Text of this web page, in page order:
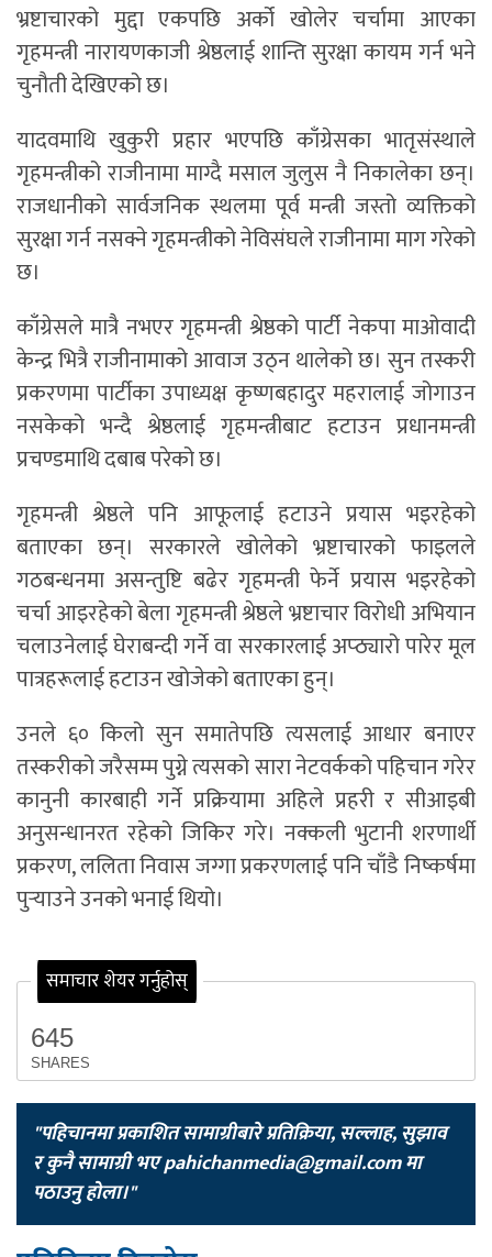
भ्रष्टाचारको मुद्दा एकपछि अर्को खोलेर चर्चामा आएका
गृहमन्त्री नारायणकाजी श्रेष्ठलाई शान्ति सुरक्षा कायम गर्न भने
चुनौती देखिएको छ।
यादवमाथि खुकुरी प्रहार भएपछि काँग्रेसका भातृसंस्थाले
गृहमन्त्रीको राजीनामा माग्दै मसाल जुलुस नै निकालेका छन्।
राजधानीको सार्वजनिक स्थलमा पूर्व मन्त्री जस्तो व्यक्तिको
सुरक्षा गर्न नसक्ने गृहमन्त्रीको नेविसंघले राजीनामा माग गरेको
छ।
काँग्रेसले मात्रै नभएर गृहमन्त्री श्रेष्ठको पार्टी नेकपा माओवादी
केन्द्र भित्रै राजीनामाको आवाज उठ्न थालेको छ। सुन तस्करी
प्रकरणमा पार्टीका उपाध्यक्ष कृष्णबहादुर महरालाई जोगाउन
नसकेको भन्दै श्रेष्ठलाई गृहमन्त्रीबाट हटाउन प्रधानमन्त्री
प्रचण्डमाथि दबाब परेको छ।
गृहमन्त्री श्रेष्ठले पनि आफूलाई हटाउने प्रयास भइरहेको
बताएका छन्। सरकारले खोलेको भ्रष्टाचारको फाइलले
गठबन्धनमा असन्तुष्टि बढेर गृहमन्त्री फेर्ने प्रयास भइरहेको
चर्चा आइरहेको बेला गृहमन्त्री श्रेष्ठले भ्रष्टाचार विरोधी अभियान
चलाउनेलाई घेराबन्दी गर्ने वा सरकारलाई अप्ठ्यारो पारेर मूल
पात्रहरूलाई हटाउन खोजेको बताएका हुन्।
उनले ६० किलो सुन समातेपछि त्यसलाई आधार बनाएर
तस्करीको जरैसम्म पुग्ने त्यसको सारा नेटवर्कको पहिचान गरेर
कानुनी कारबाही गर्ने प्रक्रियामा अहिले प्रहरी र सीआइबी
अनुसन्धानरत रहेको जिकिर गरे। नक्कली भुटानी शरणार्थी
प्रकरण, ललिता निवास जग्गा प्रकरणलाई पनि चाँडै निष्कर्षमा
पुर्‍याउने उनको भनाई थियो।
समाचार शेयर गर्नुहोस्
645
SHARES
"पहिचानमा प्रकाशित सामाग्रीबारे प्रतिक्रिया, सल्लाह, सुझाव
र कुनै सामाग्री भएpahichanmedia@gmail.comमा
पठाउनु होला।"